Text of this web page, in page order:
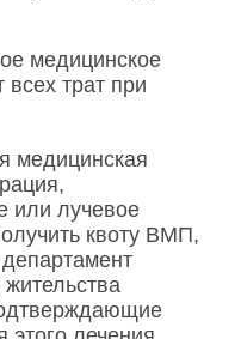
медицинское
всех трат при
медицинская
или лучевое
квоту ВМП,